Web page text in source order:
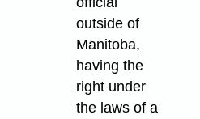
outside of
Manitoba,
having the
right under
the laws of a